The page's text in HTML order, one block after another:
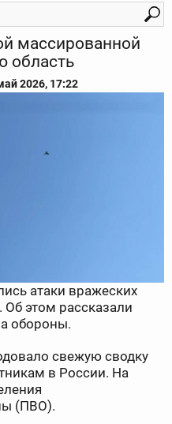
массированной
область
2026, 17:22
атаки вражеских
этом рассказали
обороны.
свежую сводку
в России. На
(ПВО).